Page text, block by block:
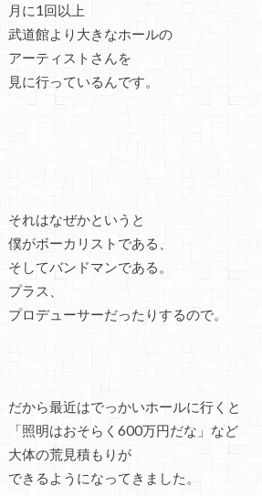
月に1回以上
武道館より大きなホールの
アーティストさんを
見に行っているんです。
それはなぜかというと
僕がボーカリストである、
そしてバンドマンである。
プラス、
プロデューサーだったりするので。
だから最近はでっかいホールに行くと
「照明はおそらく600万円だな」など
大体の荒見積もりが
できるようになってきました。